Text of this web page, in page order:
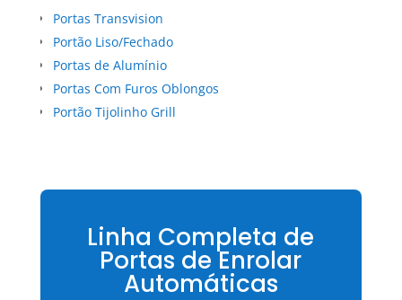
Portas Transvision
Portão Liso/Fechado
Portas de Alumínio
Portas Com Furos Oblongos
Portão Tijolinho Grill
Linha Completa de
Portas de Enrolar
Automáticas